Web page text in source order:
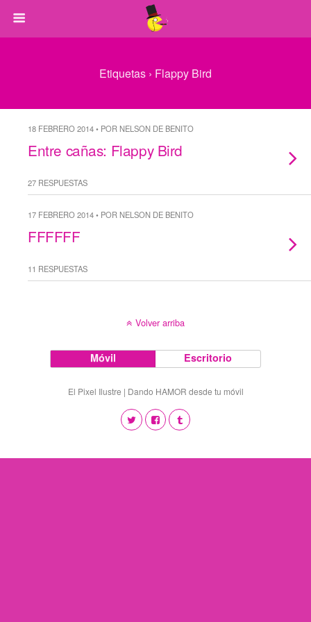
Etiquetas › Flappy Bird
18 FEBRERO 2014 • POR NELSON DE BENITO
Entre cañas: Flappy Bird
27 RESPUESTAS
17 FEBRERO 2014 • POR NELSON DE BENITO
FFFFFF
11 RESPUESTAS
Volver arriba
Móvil Escritorio
El Pixel Ilustre | Dando HAMOR desde tu móvil